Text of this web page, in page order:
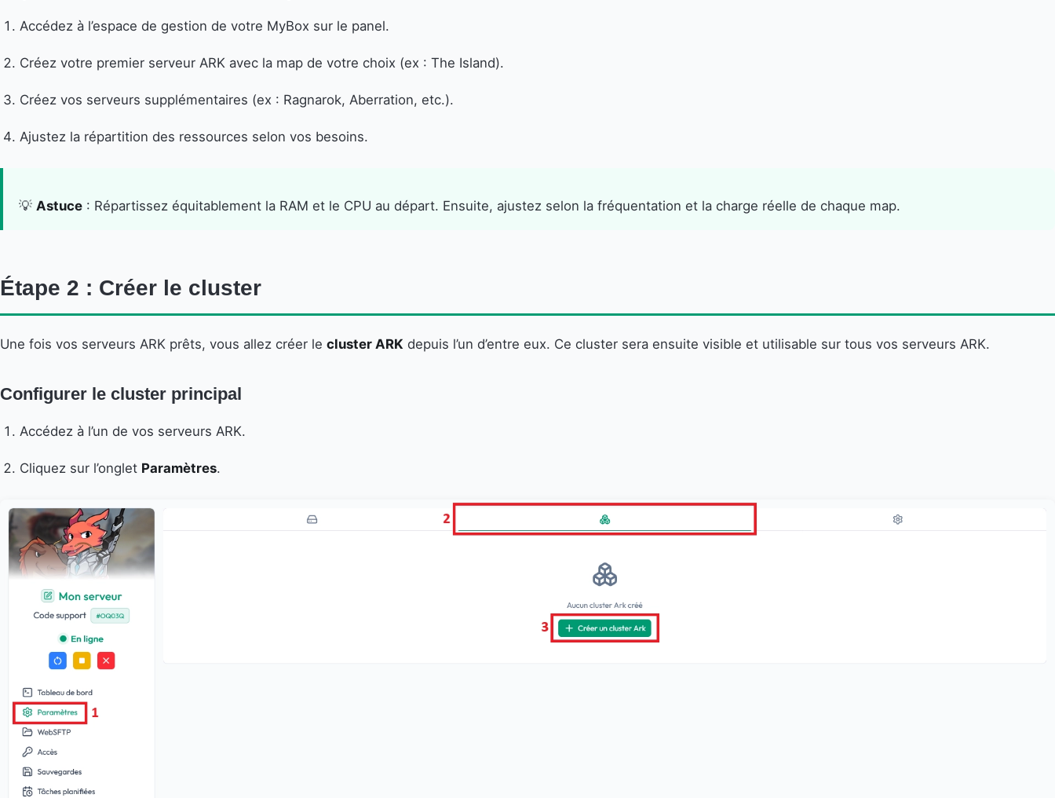
Accédez à l’espace de gestion de votre MyBox sur le panel.
Créez votre premier serveur ARK avec la map de votre choix (ex : The Island).
Créez vos serveurs supplémentaires (ex : Ragnarok, Aberration, etc.).
Ajustez la répartition des ressources selon vos besoins.
💡 Astuce : Répartissez équitablement la RAM et le CPU au départ. Ensuite, ajustez selon la fréquentation et la charge réelle de chaque map.
Étape 2 : Créer le cluster
Une fois vos serveurs ARK prêts, vous allez créer le cluster ARK depuis l’un d’entre eux. Ce cluster sera ensuite visible et utilisable sur tous vos serveurs ARK.
Configurer le cluster principal
Accédez à l’un de vos serveurs ARK.
Cliquez sur l’onglet Paramètres.